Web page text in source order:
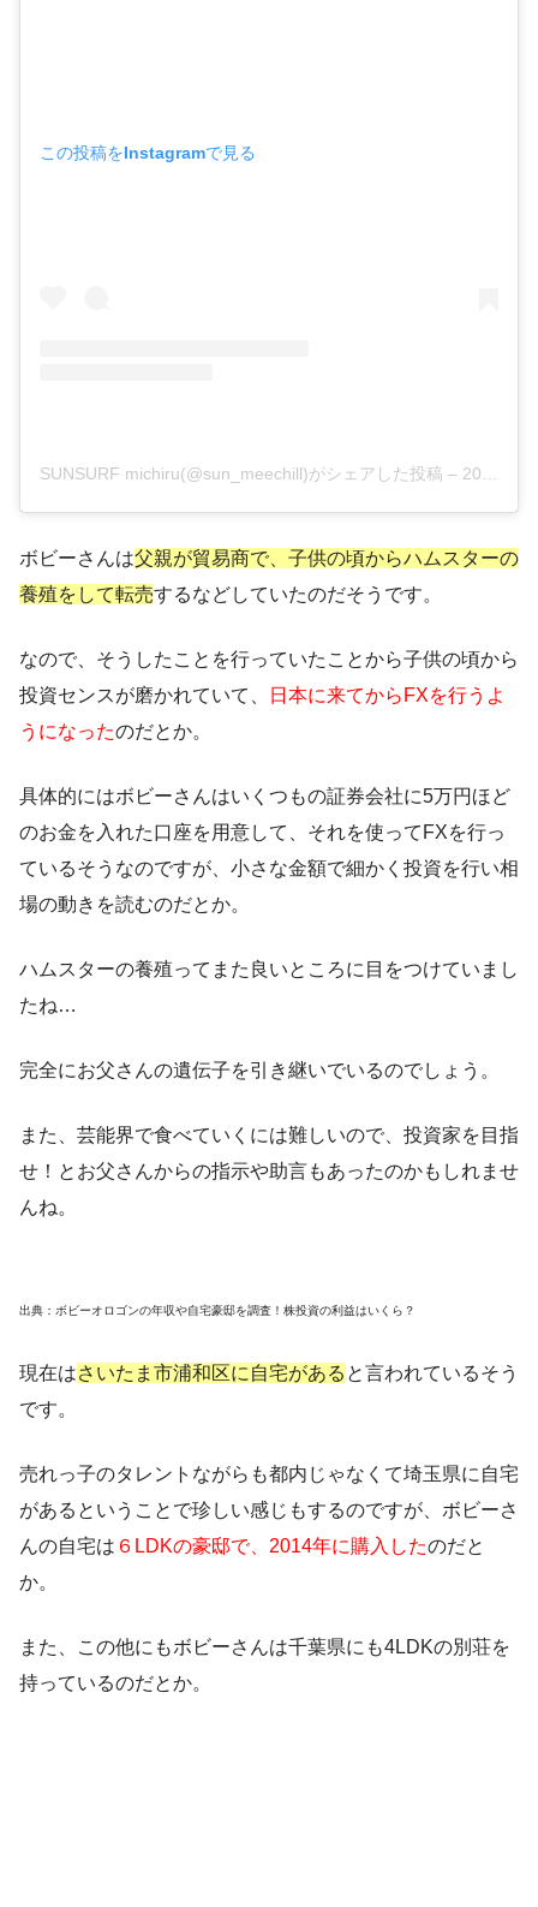
この投稿をInstagramで見る
SUNSURF michiru(@sun_meechill)がシェアした投稿 – 2019年 4月月5日午前6時37分PDT
ボビーさんは父親が貿易商で、子供の頃からハムスターの
養殖をして転売するなどしていたのだそうです。
なので、そうしたことを行っていたことから子供の頃から
投資センスが磨かれていて、
日本に来てからFXを行うよ
うになったのだとか。
具体的にはボビーさんはいくつもの証券会社に5万円ほど
のお金を入れた口座を用意して、それを使ってFXを行っ
ているそうなのですが、 小さな金額で細かく投資を行い相
場の動きを読むのだとか。
ハムスターの養殖ってまた良いところに目をつけていまし
たね…
完全にお父さんの遺伝子を引き継いでいるのでしょう。
また、芸能界で食べていくには難しいので、投資家を目指
せ！とお父さんからの指示や助言もあったのかもしれませ
んね。
出典：ボビーオロゴンの年収や自宅豪邸を調査！株投資の利益はいくら？
現在はさいたま市浦和区に自宅がある と言われているそう
です。
売れっ子のタレントながらも都内じゃなくて埼玉県に自宅
があるということで珍しい感じもするのですが、ボビーさ
んの自宅は ６LDKの豪邸で、2014年に購入したのだと
か。
また、この他にもボビーさんは千葉県にも4LDKの別荘を
持っているのだとか。